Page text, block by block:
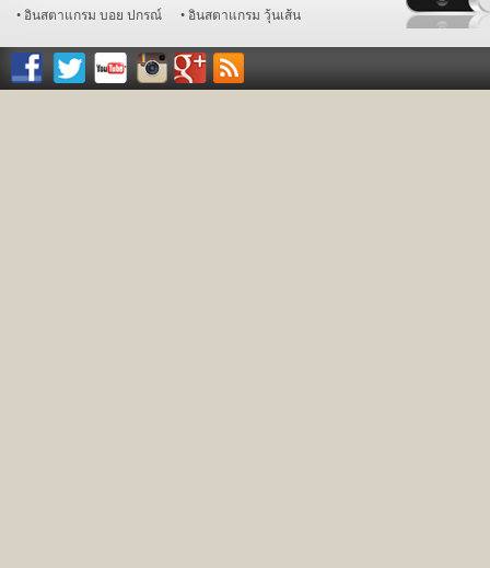
อินสตาแกรม บอย ปกรณ์
อินสตาแกรม วุ้นเส้น